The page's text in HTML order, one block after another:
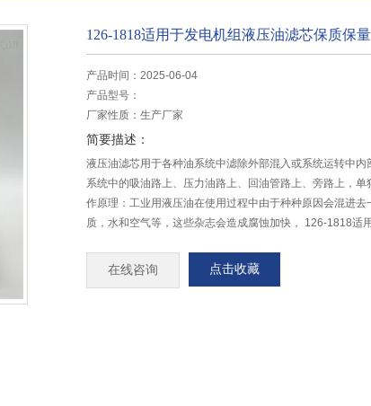
126-1818适用于发电机组液压油滤芯保质保量
产品时间：2025-06-04
产品型号：
厂家性质： 生产厂家
简要描述：
液压油滤芯用于各种油系统中滤除外部混入或系统运转中
系统中的吸油路上、压力油路上、回油管路上、旁路上，
作原理：工业用液压油在使用过程中由于种种原因会混进
质，水和空气等，这些杂志会造成腐蚀加快， 126-1818适
在线咨询 点击收藏